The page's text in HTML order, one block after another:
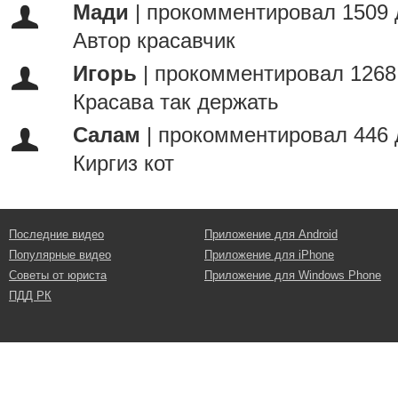
Мади
прокомментировал 1509
Автор красавчик
Игорь
прокомментировал
Красава так держать
Салам
прокомментировал 446
Киргиз кот
Последние видео
Популярные видео
Советы от юриста
ПДД РК
Приложение для Android
Приложение для iPhone
Приложение для Windows Phone